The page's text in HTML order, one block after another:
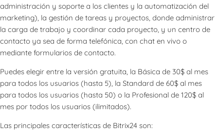
administración y soporte a los clientes y la automatización del
marketing), la gestión de tareas y proyectos, donde administrar
la carga de trabajo y coordinar cada proyecto, y un centro de
contacto ya sea de forma telefónica, con chat en vivo o
mediante formularios de contacto.
Puedes elegir entre la versión gratuita, la Básica de 30$ al mes
para todos los usuarios (hasta 5), la Standard de 60$ al mes
para todos los usuarios (hasta 50) o la Profesional de 120$ al
mes por todos los usuarios (ilimitados).
Las principales características de Bitrix24 son: